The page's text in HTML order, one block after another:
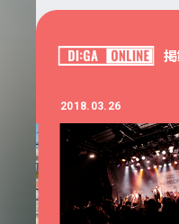
2018.03.26